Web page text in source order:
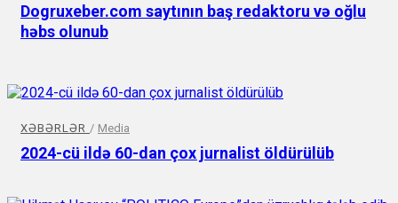
Dogruxeber.com saytının baş redaktoru və oğlu
həbs olunub
XƏBƏRLƏR / Media
2024-cü ildə 60-dan çox jurnalist öldürülüb